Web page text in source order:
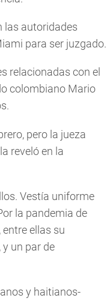
las autoridades
para ser juzgado.
relacionadas con el
colombiano Mario
pero la jueza
reveló en la
Vestía uniforme
la pandemia de
ellas su
un par de
y haitianos-